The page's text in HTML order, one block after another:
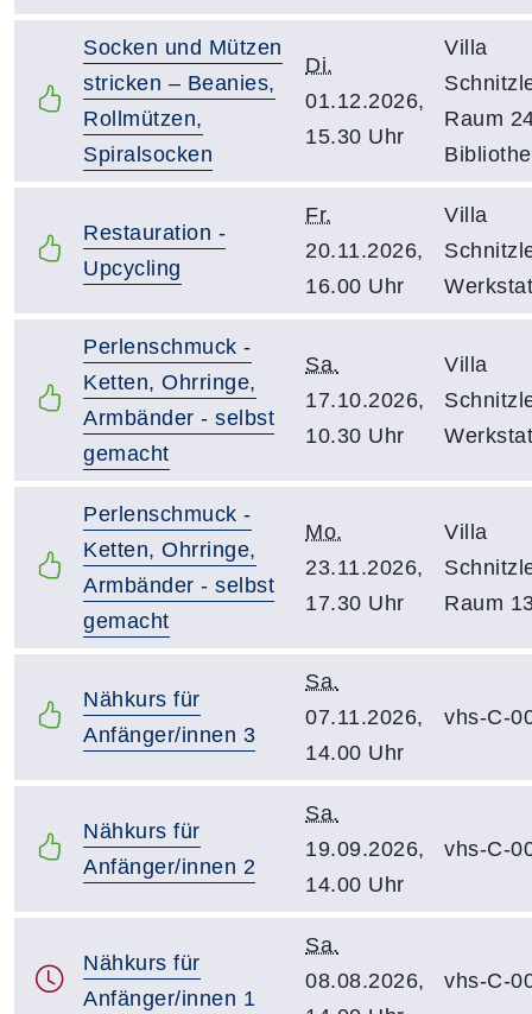
Socken und Mützen
stricken – Beanies,
Rollmützen,
Spiralsocken
Di.
01.12.2026,
15.30 Uhr
Villa
Raum
Restauration -
Upcycling
Fr.
20.11.2026,
16.00 Uhr
Villa
Perlenschmuck -
Ketten, Ohrringe,
Armbänder - selbst
gemacht
Sa.
17.10.2026,
10.30 Uhr
Villa
Perlenschmuck -
Ketten, Ohrringe,
Armbänder - selbst
gemacht
Mo.
23.11.2026,
17.30 Uhr
Villa
Raum
Nähkurs für
Anfänger/innen 3
Sa.
07.11.2026,
14.00 Uhr
vhs-C-
Nähkurs für
Anfänger/innen 2
Sa.
19.09.2026,
14.00 Uhr
vhs-C-
Nähkurs für
Anfänger/innen 1
Sa.
08.08.2026,
vhs-C-